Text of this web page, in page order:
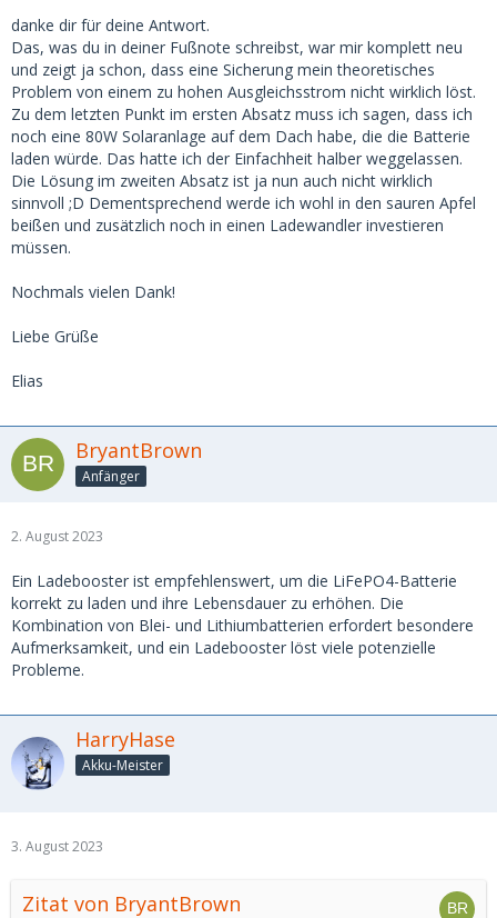
danke dir für deine Antwort.
Das, was du in deiner Fußnote schreibst, war mir komplett neu
und zeigt ja schon, dass eine Sicherung mein theoretisches
Problem von einem zu hohen Ausgleichsstrom nicht wirklich löst.
Zu dem letzten Punkt im ersten Absatz muss ich sagen, dass ich
noch eine 80W Solaranlage auf dem Dach habe, die die Batterie
laden würde. Das hatte ich der Einfachheit halber weggelassen.
Die Lösung im zweiten Absatz ist ja nun auch nicht wirklich
sinnvoll ;D Dementsprechend werde ich wohl in den sauren Apfel
beißen und zusätzlich noch in einen Ladewandler investieren
müssen.
Nochmals vielen Dank!
Liebe Grüße
Elias
BryantBrown
Anfänger
2. August 2023
Ein Ladebooster ist empfehlenswert, um die LiFePO4-Batterie
korrekt zu laden und ihre Lebensdauer zu erhöhen. Die
Kombination von Blei- und Lithiumbatterien erfordert besondere
Aufmerksamkeit, und ein Ladebooster löst viele potenzielle
Probleme.
HarryHase
Akku-Meister
3. August 2023
Zitat von BryantBrown